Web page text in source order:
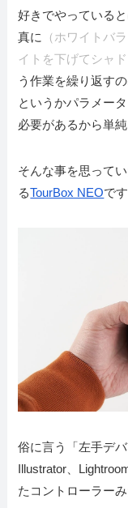
好きでやっている
真に
（ホワイトバ
イトを下げてシャ
う作業を繰り返す
というかパラメー
必要があるから単
そんな事を思って
るTourBox NEOです
俗に言う「左手デ
Illustrator、
たコントローラーみ